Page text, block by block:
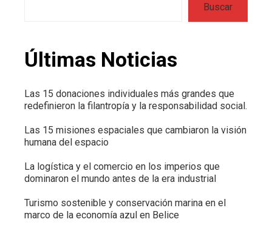
Buscar
Últimas Noticias
Las 15 donaciones individuales más grandes que
redefinieron la filantropía y la responsabilidad social.
Las 15 misiones espaciales que cambiaron la visión
humana del espacio
La logística y el comercio en los imperios que
dominaron el mundo antes de la era industrial
Turismo sostenible y conservación marina en el
marco de la economía azul en Belice